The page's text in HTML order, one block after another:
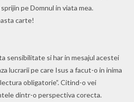
pe Domnul in viata mea.
carte!
sensibilitate si har in mesajul acestei
lucrarii pe care Isus a facut-o in inima
obligatorie”. Citind-o vei
dintr-o perspectiva corecta.